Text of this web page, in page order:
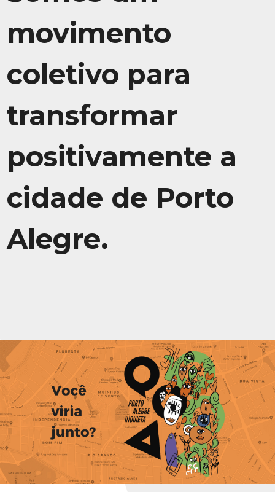
movimento
coletivo para
transformar
positivamente a
cidade de Porto
Alegre.